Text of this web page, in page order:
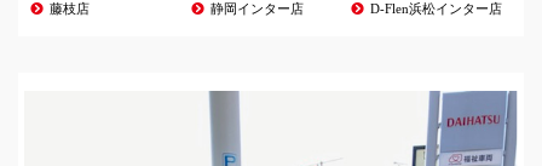
藤枝店 静岡インター店 D-Flen浜松インター店